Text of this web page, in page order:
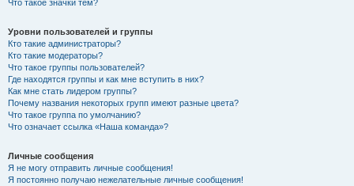
Что такое значки тем?
Уровни пользователей и группы
Кто такие администраторы?
Кто такие модераторы?
Что такое группы пользователей?
Где находятся группы и как мне вступить в них?
Как мне стать лидером группы?
Почему названия некоторых групп имеют разные цвета?
Что такое группа по умолчанию?
Что означает ссылка «Наша команда»?
Личные сообщения
Я не могу отправить личные сообщения!
Я постоянно получаю нежелательные личные сообщения!